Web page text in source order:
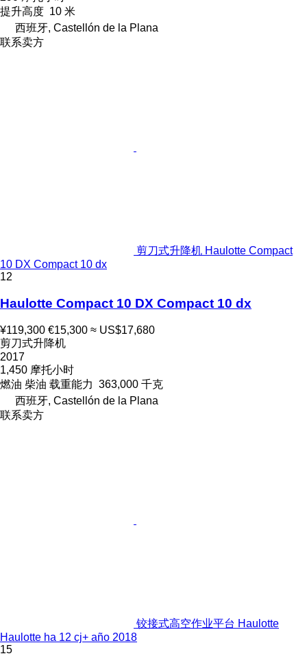
提升高度 10 米
西班牙, Castellón de la Plana
联系卖方
剪刀式升降机 Haulotte Compact
10 DX Compact 10 dx
12
Haulotte Compact 10 DX Compact 10 dx
¥119,300 €15,300 ≈ US$17,680
剪刀式升降机
2017
1,450 摩托小时
燃油 柴油 载重能力 363,000 千克
西班牙, Castellón de la Plana
联系卖方
铰接式高空作业平台 Haulotte
Haulotte ha 12 cj+ año 2018
15